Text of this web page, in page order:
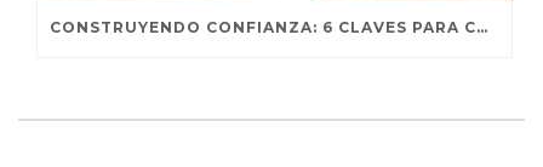
CONSTRUYENDO CONFIANZA: 6 CLAVES PARA CONECTAR CON TUS CLIENTES